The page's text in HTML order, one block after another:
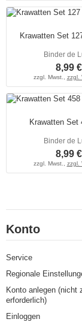
Krawatten Set
Binder de
8,99 €
zzgl. Mwst., zzgl.
Krawatten Set
Binder de
8,99 €
zzgl. Mwst., zzgl.
Konto
Service
Regionale
Konto anlegen (nicht
erforderlich)
Einloggen